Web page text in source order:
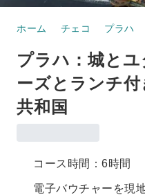
ホーム チェコ プラハ
プラハ：城と
ーズとランチ
共和国
コース時間：6時間
電子バウチャーを現